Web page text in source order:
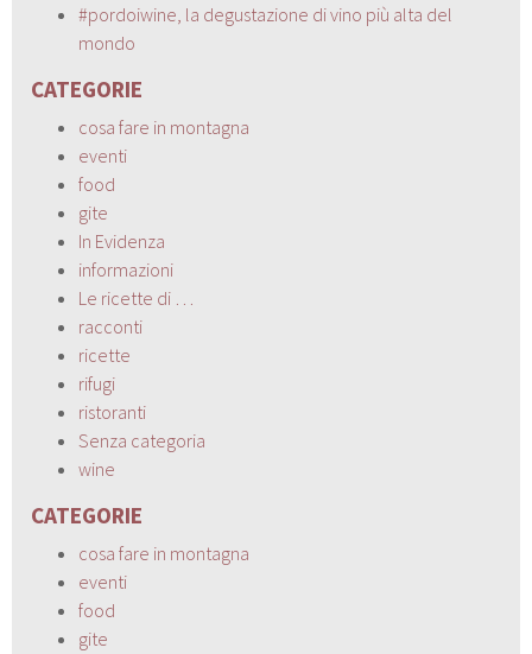
#pordoiwine, la degustazione di vino più alta del
mondo
CATEGORIE
cosa fare in montagna
eventi
food
gite
In Evidenza
informazioni
Le ricette di …
racconti
ricette
rifugi
ristoranti
Senza categoria
wine
CATEGORIE
cosa fare in montagna
eventi
food
gite